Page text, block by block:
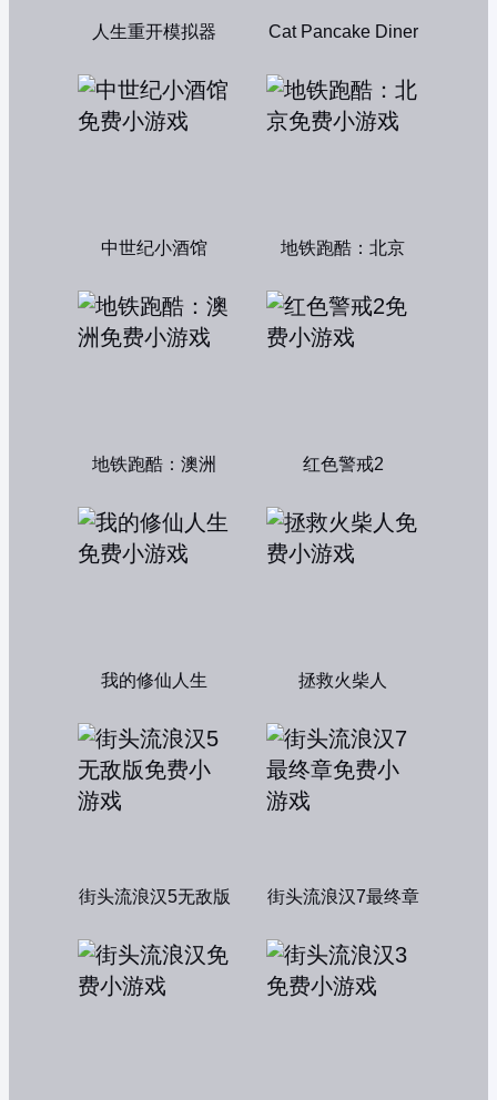
人生重开模拟器 Cat Pancake Diner
中世纪小酒馆 地铁跑酷：北京
地铁跑酷：澳洲 红色警戒2
我的修仙人生 拯救火柴人
街头流浪汉5无敌版 街头流浪汉7最终章